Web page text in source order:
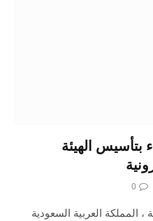
بتأسيس الهيئة
0
، المملكة العربية السعودية